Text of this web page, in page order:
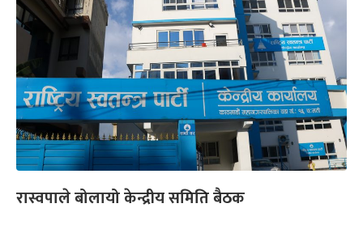
रास्वपाले बोलायो केन्द्रीय समिति बैठक